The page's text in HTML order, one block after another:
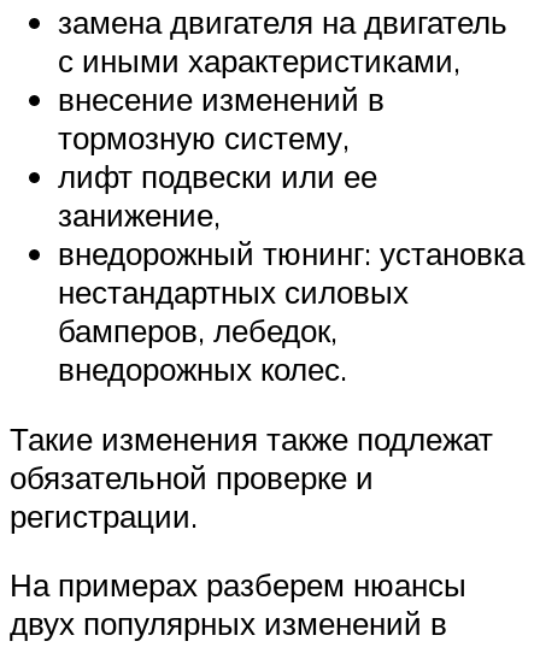
замена двигателя на двигатель
с иными характеристиками,
внесение изменений в
тормозную систему,
лифт подвески или ее
занижение,
внедорожный тюнинг: установка
нестандартных силовых
бамперов, лебедок,
внедорожных колес.
Такие изменения также подлежат
обязательной проверке и
регистрации.
На примерах разберем нюансы
двух популярных изменений в